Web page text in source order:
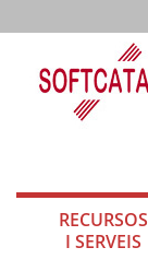
RECURSOS
I SERVEIS